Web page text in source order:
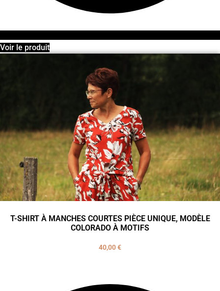
Voir le produit
T-SHIRT À MANCHES COURTES PIÈCE UNIQUE, MODÈLE
COLORADO À MOTIFS
40,00€